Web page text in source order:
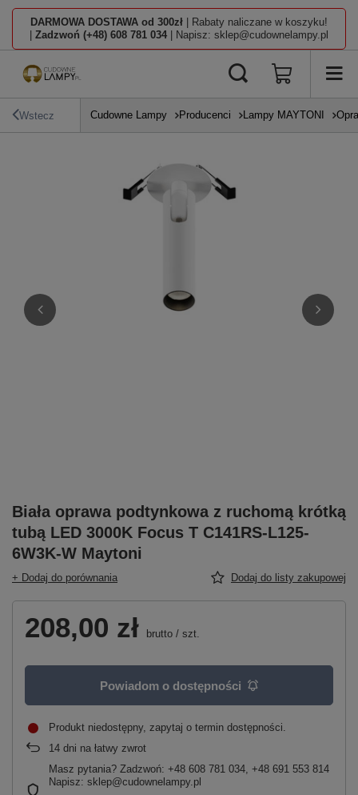
DARMOWA DOSTAWA od 300zł | Rabaty naliczane w koszyku!
Zadzwoń (+48) 608 781 034 | Napisz: sklep@cudownelampy.pl
Wstecz Cudowne Lampy Producenci Lampy MAYTONI
Biała oprawa podtynkowa z ruchomą krótką
tubą LED 3000K Focus T C141RS-L125-
6W3K-W Maytoni
+ Dodaj do porównania Dodaj do listy zakupowej
208,00 zł brutto / szt.
Powiadom o dostępności
Produkt niedostępny, zapytaj o termin dostępności
14 dni na łatwy zwrot
Masz pytania? Zadzwoń: +48 608 781 034, +48 691 553 814
Napisz: sklep@cudownelampy.pl